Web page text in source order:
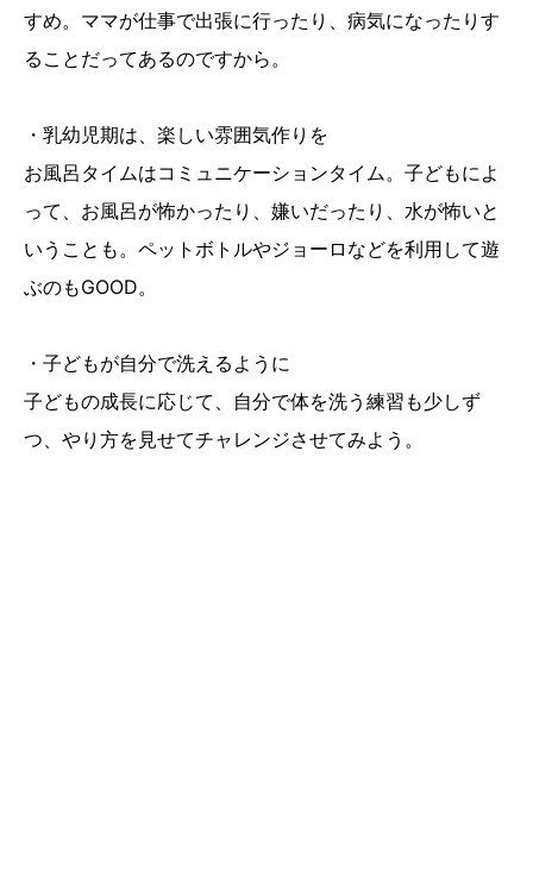
すめ。ママが仕事で出張に行ったり、病気になったりす
ることだってあるのですから。
・乳幼児期は、楽しい雰囲気作りを
お風呂タイムはコミュニケーションタイム。子どもによ
って、お風呂が怖かったり、嫌いだったり、水が怖いと
いうことも。ペットボトルやジョーロなどを利用して遊
ぶのもGOOD。
・子どもが自分で洗えるように
子どもの成長に応じて、自分で体を洗う練習も少しず
つ、やり方を見せてチャレンジさせてみよう。